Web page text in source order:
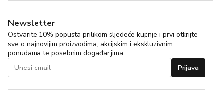
Newsletter
Ostvarite 10% popusta prilikom sljedeće kupnje i prvi otkrijte
sve o najnovijim proizvodima, akcijskim i ekskluzivnim
ponudama te posebnim događanjima.
Prijava